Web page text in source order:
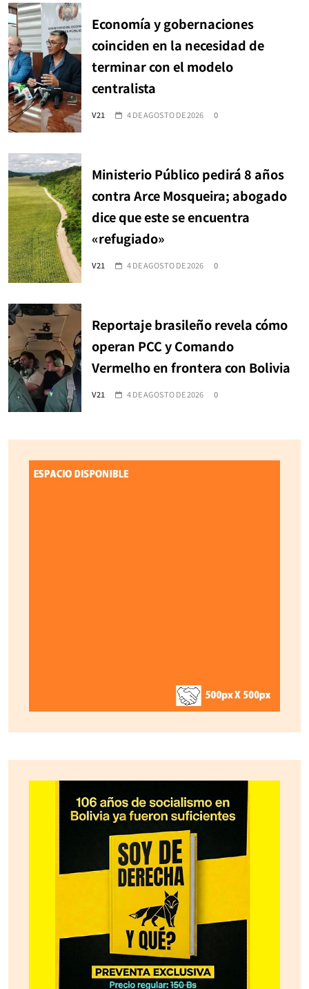
Economía y gobernaciones
coinciden en la necesidad de
terminar con el modelo
centralista
V21 4 DE AGOSTO DE 2026 0
Ministerio Público pedirá 8 años
contra Arce Mosqueira; abogado
dice que este se encuentra
«refugiado»
V21 4 DE AGOSTO DE 2026 0
Reportaje brasileño revela cómo
operan PCC y Comando
Vermelho en frontera con Bolivia
V21 4 DE AGOSTO DE 2026 0